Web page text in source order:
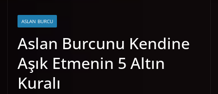
ASLAN BURCU
Aslan Burcunu Kendine
Aşık Etmenin 5 Altın
Kuralı